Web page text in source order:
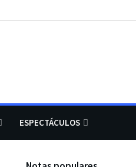
ESPECTÁCULOS